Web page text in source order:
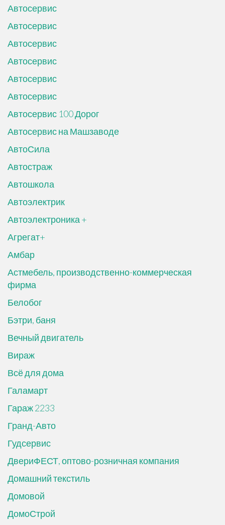
Автосервис
Автосервис
Автосервис
Автосервис
Автосервис
Автосервис
Автосервис 100 Дорог
Автосервис на Машзаводе
АвтоСила
Автостраж
Автошкола
Автоэлектрик
Автоэлектроника +
Агрегат+
Амбар
Астмебель, производственно-коммерческая
фирма
Белобог
Бэтри, баня
Вечный двигатель
Вираж
Всё для дома
Галамарт
Гараж 2233
Гранд-Авто
Гудсервис
ДвериФЕСТ, оптово-розничная компания
Домашний текстиль
Домовой
ДомоСтрой